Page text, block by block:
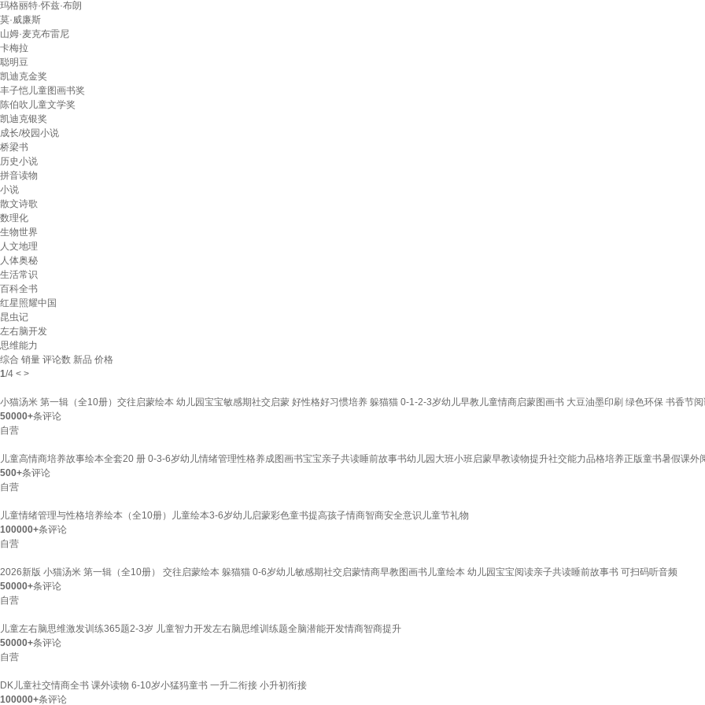
玛格丽特·怀兹·布朗
莫·威廉斯
山姆·麦克布雷尼
卡梅拉
聪明豆
凯迪克金奖
丰子恺儿童图画书奖
陈伯吹儿童文学奖
凯迪克银奖
成长/校园小说
桥梁书
历史小说
拼音读物
小说
散文诗歌
数理化
生物世界
人文地理
人体奥秘
生活常识
百科全书
红星照耀中国
昆虫记
左右脑开发
思维能力
综合 销量 评论数 新品 价格
1/4 < >
小猫汤米 第一辑（全10册）交往启蒙绘本 幼儿园宝宝敏感期社交启蒙 好性格好习惯培养 躲猫猫 0-1-2-3岁幼儿早教儿童情商启蒙图画书 大豆油墨印刷 绿色环保 书香节
50000+条评论
自营
儿童高情商培养故事绘本全套20 册 0-3-6岁幼儿情绪管理性格养成图画书宝宝亲子共读睡前故事书幼儿园大班小班启蒙早教读物提升社交能力品格培养正版童书暑假课外
500+条评论
自营
儿童情绪管理与性格培养绘本（全10册）儿童绘本3-6岁幼儿启蒙彩色童书提高孩子情商智商安全意识儿童节礼物
100000+条评论
自营
2026新版 小猫汤米 第一辑（全10册） 交往启蒙绘本 躲猫猫 0-6岁幼儿敏感期社交启蒙情商早教图画书儿童绘本 幼儿园宝宝阅读亲子共读睡前故事书 可扫码听音频
50000+条评论
自营
儿童左右脑思维激发训练365题2-3岁 儿童智力开发左右脑思维训练题全脑潜能开发情商智商提升
50000+条评论
自营
DK儿童社交情商全书 课外读物 6-10岁小猛犸童书 一升二衔接 小升初衔接
100000+条评论